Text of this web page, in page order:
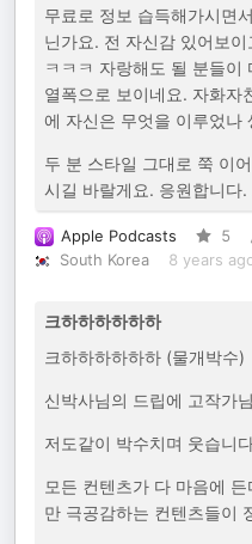
무료로 정보 습득해가시면
닌가요. 전 자신감 있어보
ㅋㅋㅋ 자랑해도 될 분들이
열폭으로 보이네요. 자화자
에 자신은 무엇을 이루었나
두 분 스타일 그대로 쭉 이
시길 바랄게요. 응원합니다.
Apple Podcasts 5
South Korea
8 years
크하하하하하하
크하하하하하하 (물개박수)
신박사님의 드립에 고작가
저도같이 박수치며 웃습니
모든 컨텐츠가 다 마음에
만 극공감하는 컨텐츠들이